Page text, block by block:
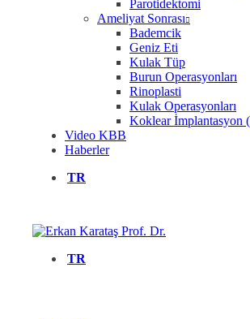
Parotidektomi
Ameliyat Sonrası
Bademcik
Geniz Eti
Kulak Tüp
Burun Operasyonları
Rinoplasti
Kulak Operasyonları
Koklear İmplantasyon
Video KBB
Haberler
TR
TR